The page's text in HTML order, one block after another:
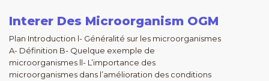
Interer Des Microorganism OGM
Plan Introduction l- Généralité sur les microorganismes
A- Définition B- Quelque exemple de
microorganismes ll- L’importance des
microorganismes dans l’amélioration des conditions